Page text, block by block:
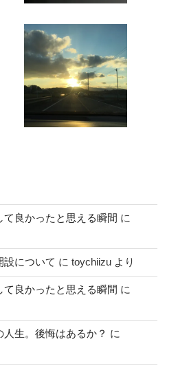
良かったと思える瞬間 に
設について に toychiizu より
良かったと思える瞬間 に
生。後悔はあるか？ に